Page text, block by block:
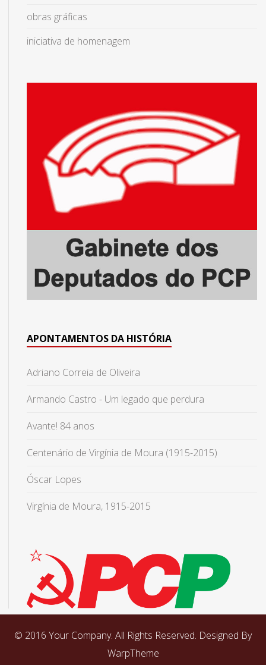
obras gráficas
iniciativa de homenagem
APONTAMENTOS DA HISTÓRIA
Adriano Correia de Oliveira
Armando Castro - Um legado que perdura
Avante! 84 anos
Centenário de Virgínia de Moura (1915-2015)
Óscar Lopes
Virgínia de Moura, 1915-2015
© 2016 Your Company. All Rights Reserved. Designed By
WarpTheme